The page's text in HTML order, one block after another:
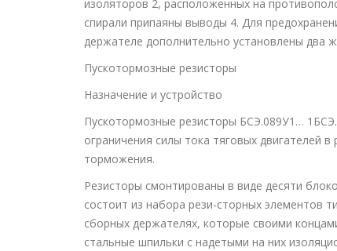
изоляторов 2, расположенных на
спирали припаяны выводы 4. Для
держателе дополнительно установлены два
Пускотормозные резисторы
Назначение и устройство
Пускотормозные резисторы БСЭ.089У1…
ограничения силы тока тяговых двигателей
торможения.
Резисторы смонтированы в виде десяти
состоит из набора рези-сторных элементов
сборных держателях, которые своими
стальные шпильки с надетыми на них